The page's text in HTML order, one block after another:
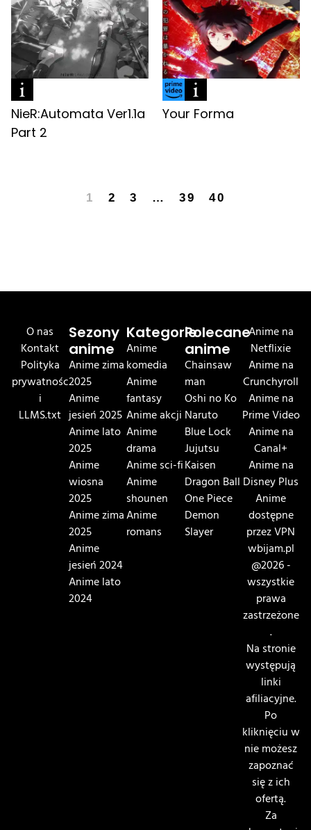
NieR:Automata Ver1.1a
Part 2
Your Forma
1 2 3 … 39 40
O nas
Kontakt
Polityka
prywatnośc
i
LLMS.txt
Sezony
anime
Anime zima
2025
Anime
jesień 2025
Anime lato
2025
Anime
wiosna
2025
Anime zima
2025
Anime
jesień 2024
Anime lato
2024
Kategorie
Anime
komedia
Anime
fantasy
Anime akcji
Anime
drama
Anime sci-fi
Anime
shounen
Anime
romans
Polecane
anime
Chainsaw
man
Oshi no Ko
Naruto
Blue Lock
Jujutsu
Kaisen
Dragon Ball
One Piece
Demon
Slayer
Anime na
Netflixie
Anime na
Crunchyroll
Anime na
Prime Video
Anime na
Canal+
Anime na
Disney Plus
Anime
dostępne
przez VPN
wbijam.pl
@2026 -
wszystkie
prawa
zastrzeżone
.
Na stronie
występują
linki
afiliacyjne.
Po
kliknięciu w
nie możesz
zapoznać
się z ich
ofertą.
Za